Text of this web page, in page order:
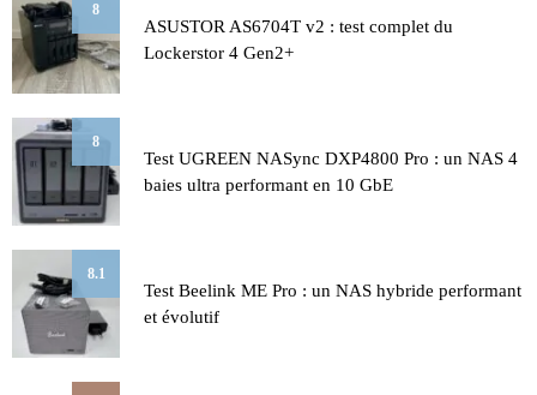
8
ASUSTOR AS6704T v2 : test complet du
Lockerstor 4 Gen2+
8
Test UGREEN NASync DXP4800 Pro : un NAS 4
baies ultra performant en 10 GbE
8.1
Test Beelink ME Pro : un NAS hybride performant
et évolutif